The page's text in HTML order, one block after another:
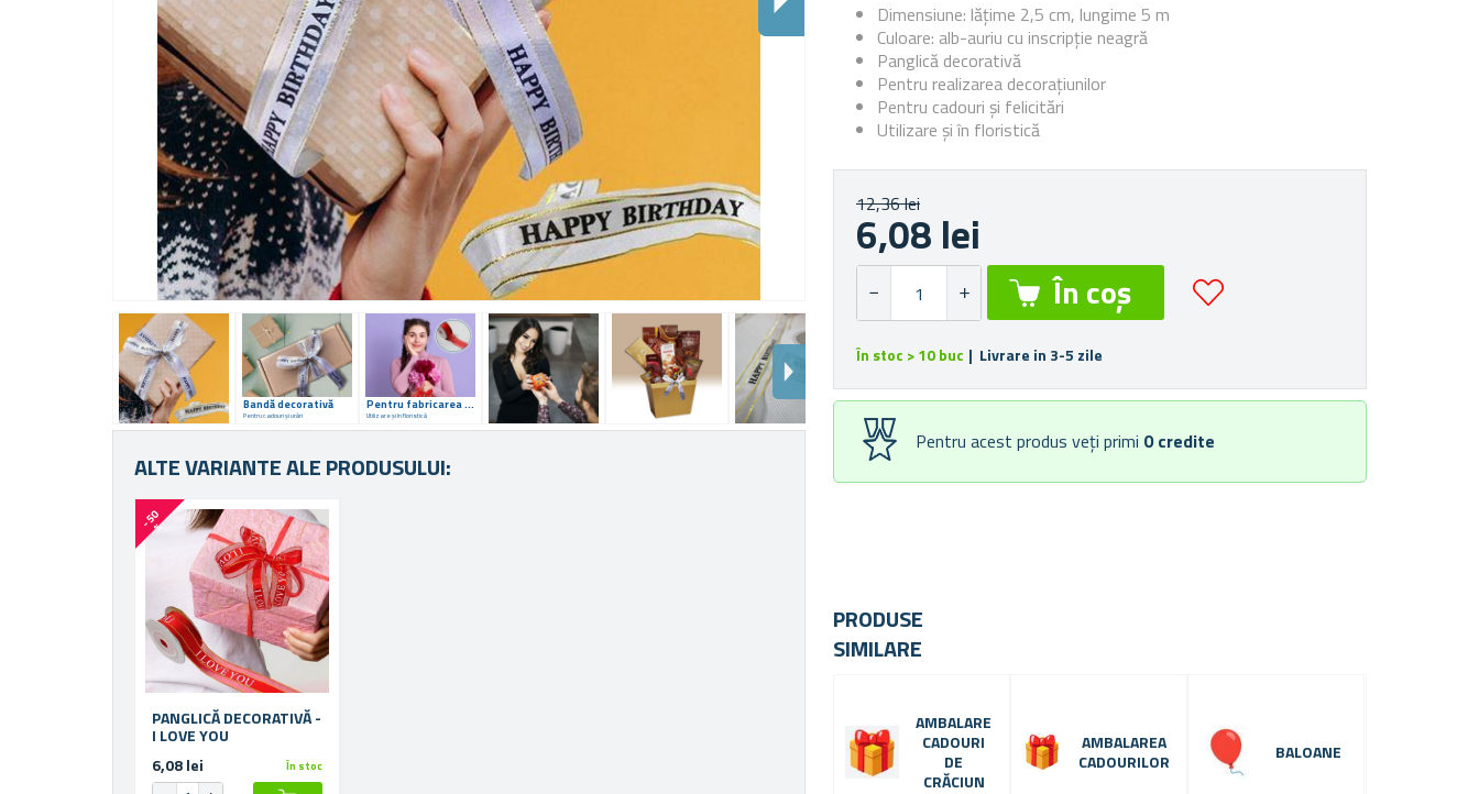
Bandă decorativă
Pentru cadouri și urări
Pentru fabricarea decorațiunilor
Utilizare și în floristică
Dimensiune: lățime 2,5 cm, lungime 5 m
Culoare: alb-auriu cu inscripție neagră
Panglică decorativă
Pentru realizarea decorațiunilor
Pentru cadouri și felicitări
Utilizare și în floristică
12,36 lei
6,08 lei
În stoc > 10 buc | Livrare in 3-5 zile
Pentru acest produs veți primi 0 credite
ALTE VARIANTE ALE PRODUSULUI:
-
5
0
%
PANGLICĂ DECORATIVĂ -
I LOVE YOU
6,08 lei
În stoc
PRODUSE
SIMILARE
AMBALARE
CADOURI
DE
CRĂCIUN
AMBALAREA
CADOURILOR
BALOANE